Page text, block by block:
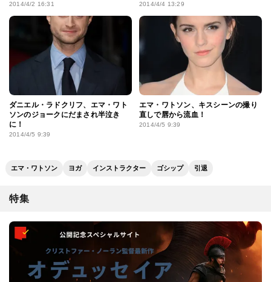
2014/4/2 16:31 2014/4/4 13:29
ダニエル・ラドクリフ、エマ・ワト
ソンのジョークにだまされ半泣き
に！
2014/4/5 9:39
エマ・ワトソン、キスシーンの撮り
直しで唇から流血！
2014/4/5 9:39
エマ・ワトソン ヨガ インストラクター ゴシップ 引退
特集